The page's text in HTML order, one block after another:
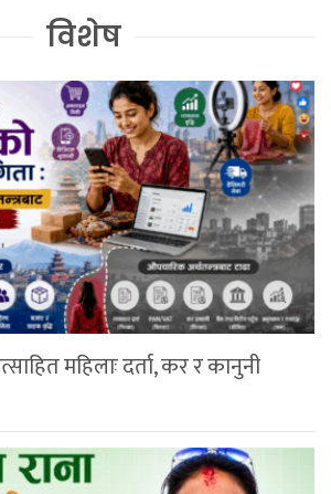
विशेष
महिलाः दर्ता, कर र कानुनी